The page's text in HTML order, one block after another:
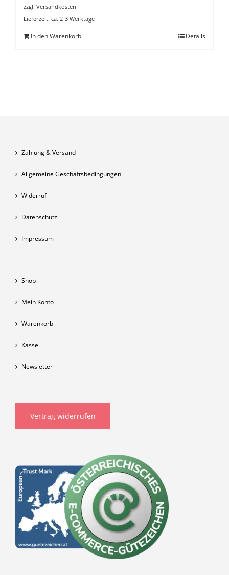
zzgl. Versandkosten
Lieferzeit: ca. 2-3 Werktage
In den Warenkorb Details
Zahlung & Versand
Allgemeine Geschäftsbedingungen
Widerruf
Datenschutz
Impressum
Shop
Mein Konto
Warenkorb
Kasse
Newsletter
Vertrag widerrufen